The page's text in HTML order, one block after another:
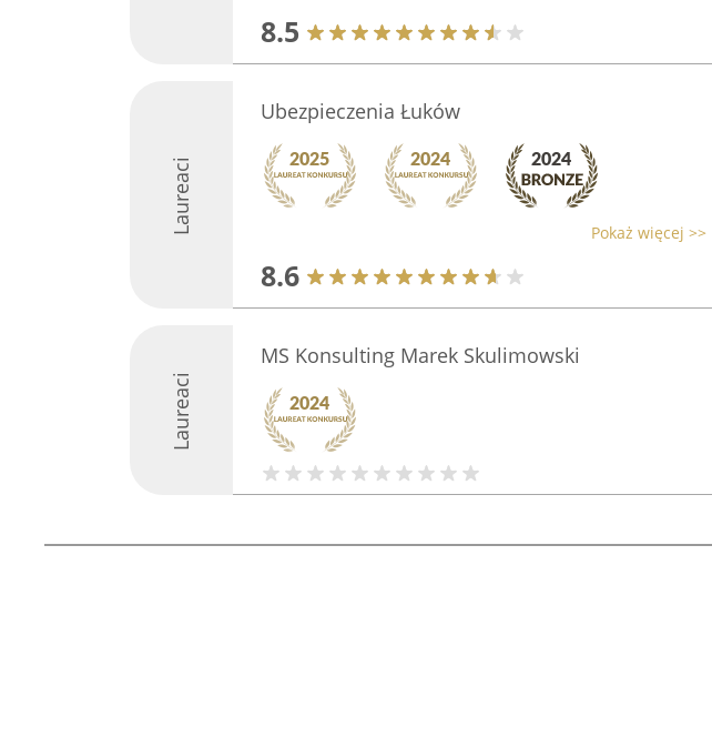
8.5
Laureaci
Ubezpieczenia Łuków
Pokaż więcej >>
8.6
Laureaci
MS Konsulting Marek Skulimowski